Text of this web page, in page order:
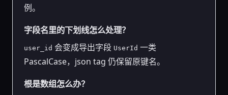
例。
字段名里的下划线怎么处理？
user_id 会变成导出字段 UserId 一类
PascalCase，json tag 仍保留原键名。
根是数组怎么办？